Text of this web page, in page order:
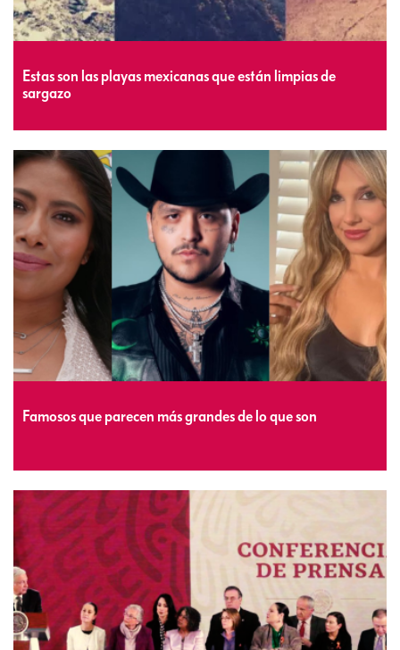
Estas son las playas mexicanas que están limpias de
sargazo
Famosos que parecen más grandes de lo que son